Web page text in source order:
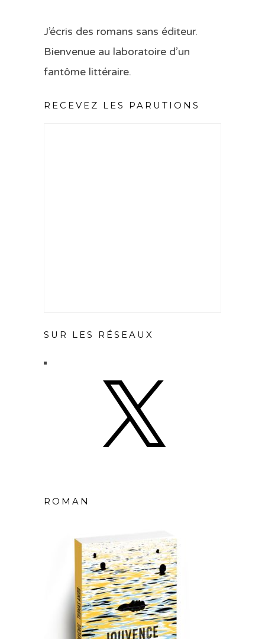
J’écris des romans sans éditeur.
Bienvenue au laboratoire d’un
fantôme littéraire.
RECEVEZ LES PARUTIONS
SUR LES RÉSEAUX
ROMAN